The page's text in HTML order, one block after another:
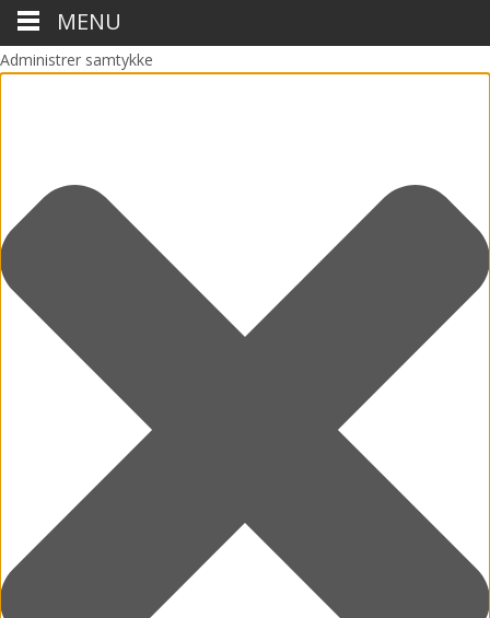
Administrer samtykke
MENU